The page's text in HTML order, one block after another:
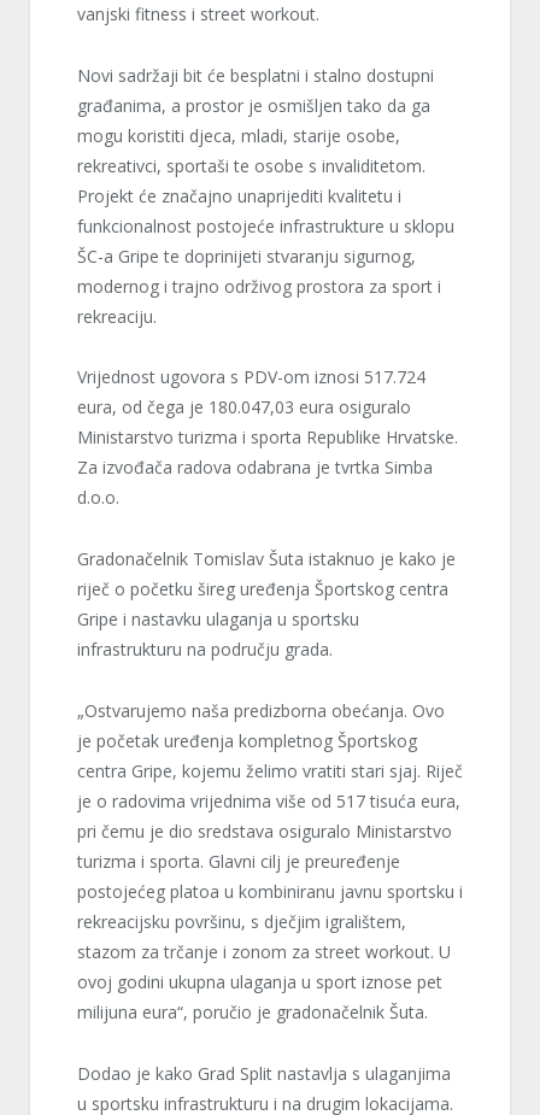
vanjski fitness i street workout.
Novi sadržaji bit će besplatni i stalno dostupni
građanima, a prostor je osmišljen tako da ga
mogu koristiti djeca, mladi, starije osobe,
rekreativci, sportaši te osobe s invaliditetom.
Projekt će značajno unaprijediti kvalitetu i
funkcionalnost postojeće infrastrukture u sklopu
ŠC-a Gripe te doprinijeti stvaranju sigurnog,
modernog i trajno održivog prostora za sport i
rekreaciju.
Vrijednost ugovora s PDV-om iznosi 517.724
eura, od čega je 180.047,03 eura osiguralo
Ministarstvo turizma i sporta Republike Hrvatske.
Za izvođača radova odabrana je tvrtka Simba
d.o.o.
Gradonačelnik Tomislav Šuta istaknuo je kako je
riječ o početku šireg uređenja Športskog centra
Gripe i nastavku ulaganja u sportsku
infrastrukturu na području grada.
„Ostvarujemo naša predizborna obećanja. Ovo
je početak uređenja kompletnog Športskog
centra Gripe, kojemu želimo vratiti stari sjaj. Riječ
je o radovima vrijednima više od 517 tisuća eura,
pri čemu je dio sredstava osiguralo Ministarstvo
turizma i sporta. Glavni cilj je preuređenje
postojećeg platoa u kombiniranu javnu sportsku i
rekreacijsku površinu, s dječjim igralištem,
stazom za trčanje i zonom za street workout. U
ovoj godini ukupna ulaganja u sport iznose pet
milijuna eura“, poručio je gradonačelnik Šuta.
Dodao je kako Grad Split nastavlja s ulaganjima
u sportsku infrastrukturu i na drugim lokacijama.